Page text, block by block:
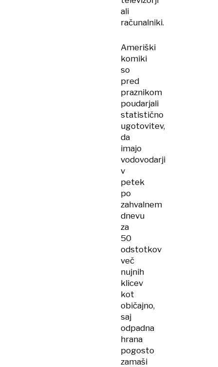
ali
računalniki.
Ameriški
komiki
so
pred
praznikom
poudarjali
statistično
ugotovitev,
da
imajo
vodovodarji
v
petek
po
zahvalnem
dnevu
za
50
odstotkov
več
nujnih
klicev
kot
običajno,
saj
odpadna
hrana
pogosto
zamaši